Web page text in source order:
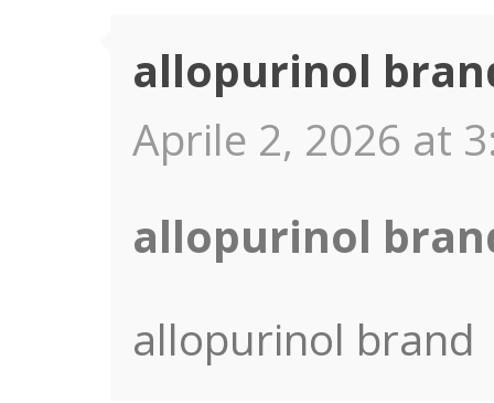
allopurinol
Aprile 2, 2026 at
allopurinol
allopurinol brand